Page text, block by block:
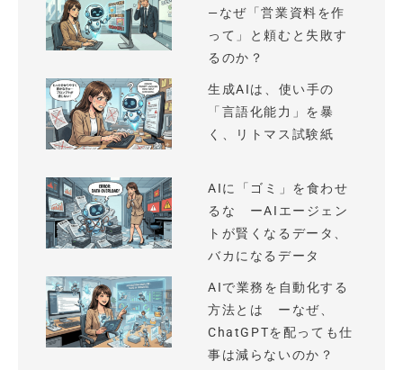
—なぜ「営業資料を作
って」と頼むと失敗す
るのか？
生成AIは、使い手の
「言語化能力」を暴
く、リトマス試験紙
AIに「ゴミ」を食わせ
るな ーAIエージェン
トが賢くなるデータ、
バカになるデータ
AIで業務を自動化する
方法とは ーなぜ、
ChatGPTを配っても仕
事は減らないのか？